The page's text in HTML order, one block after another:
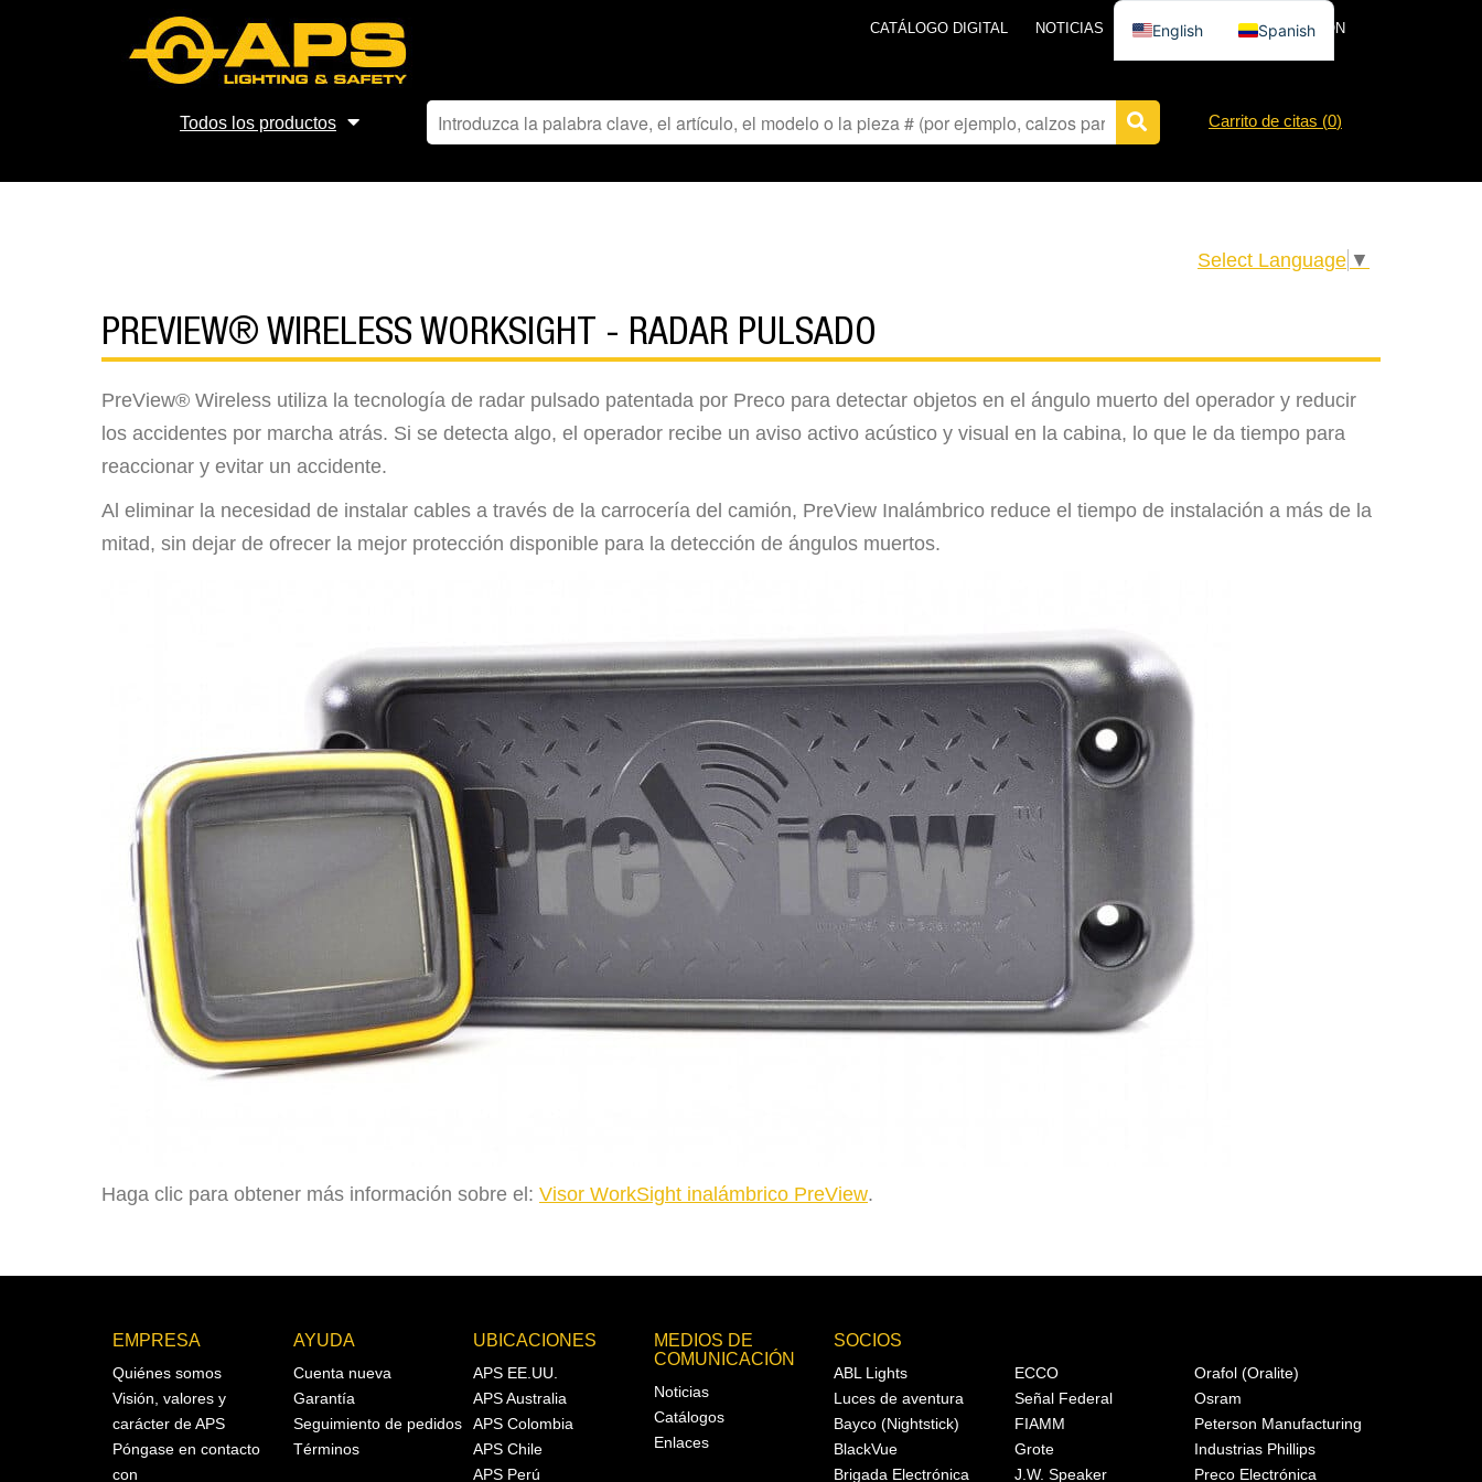
CATÁLOGO DIGITAL NOTICIAS PÓNGASE EN CONTACTO CON
Todos los productos Carrito de citas (0)
Select Language ▼
PREVIEW® WIRELESS WORKSIGHT - RADAR PULSADO
PreView® Wireless utiliza la tecnología de radar pulsado patentada por Preco para detectar objetos en el ángulo muerto del operador y reducir
los accidentes por marcha atrás. Si se detecta algo, el operador recibe un aviso activo acústico y visual en la cabina, lo que le da tiempo para
reaccionar y evitar un accidente.
Al eliminar la necesidad de instalar cables a través de la carrocería del camión, PreView Inalámbrico reduce el tiempo de instalación a más de la
mitad, sin dejar de ofrecer la mejor protección disponible para la detección de ángulos muertos.
Haga clic para obtener más información sobre el: Visor WorkSight inalámbrico PreView.
EMPRESA
Quiénes somos
Visión, valores y
carácter de APS
Póngase en contacto
con
AYUDA
Cuenta nueva
Garantía
Seguimiento de pedidos
Términos
UBICACIONES
APS EE.UU.
APS Australia
APS Colombia
APS Chile
APS Perú
MEDIOS DE
COMUNICACIÓN
Noticias
Catálogos
Enlaces
SOCIOS
ABL Lights
Luces de aventura
Bayco (Nightstick)
BlackVue
Brigada Electrónica
ECCO
Señal Federal
FIAMM
Grote
J.W. Speaker
Orafol (Oralite)
Osram
Peterson Manufacturing
Industrias Phillips
Preco Electrónica
English Spanish